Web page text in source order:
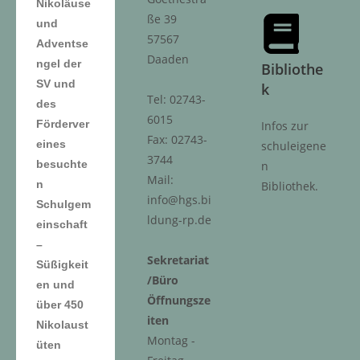
ße 39
57567
Daaden
Tel: 02743-
6015
Fax: 02743-
3744
Mail:
info@hgs.bi
ldung-rp.de
Sekretariat
/Büro
Öffnungsze
iten
Montag -
Nikoläuse
und
Adventse
ngel der
SV und
des
Förderver
eines
besuchte
n
Schulgem
einschaft
–
Süßigkeit
en und
über 450
Nikolaust
üten
Bibliothe
k
Infos zur
schuleigene
n
Bibliothek.